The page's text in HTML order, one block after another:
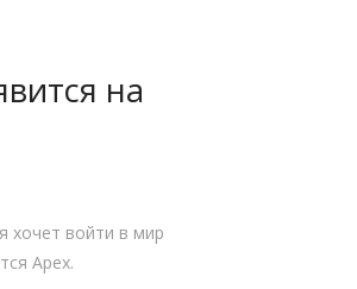
на
хочет войти в мир
Apex.